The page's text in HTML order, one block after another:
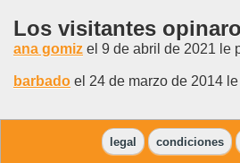
Los visitantes
ana gomiz el 9 de abril de 2021 le
barbado el 24 de marzo de 2014
legal condiciones